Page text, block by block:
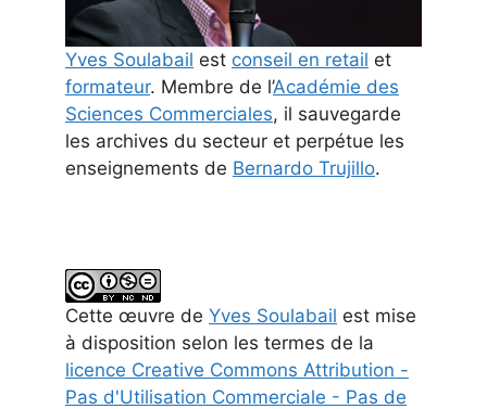
Yves Soulabail est conseil en retail et
formateur. Membre de l’Académie des
Sciences Commerciales, il sauvegarde
les archives du secteur et perpétue les
enseignements de Bernardo Trujillo.
Cette œuvre de Yves Soulabail est mise
à disposition selon les termes de la
licence Creative Commons Attribution -
Pas d'Utilisation Commerciale - Pas de